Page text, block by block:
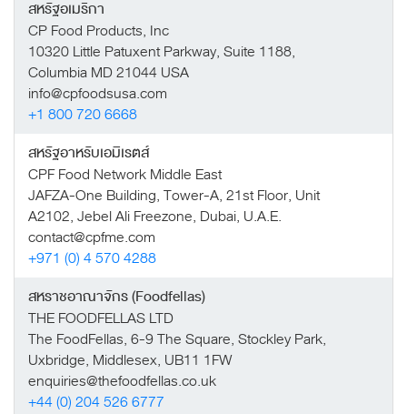
สหรัฐอเมริกา
CP Food Products, Inc
10320 Little Patuxent Parkway, Suite 1188,
Columbia MD 21044 USA
info@cpfoodsusa.com
+1 800 720 6668
สหรัฐอาหรับเอมิเรตส์
CPF Food Network Middle East
JAFZA-One Building, Tower-A, 21st Floor, Unit
A2102, Jebel Ali Freezone, Dubai, U.A.E.
contact@cpfme.com
+971 (0) 4 570 4288
สหราชอาณาจักร (Foodfellas)
THE FOODFELLAS LTD
The FoodFellas, 6-9 The Square, Stockley Park,
Uxbridge, Middlesex, UB11 1FW
enquiries@thefoodfellas.co.uk
+44 (0) 204 526 6777